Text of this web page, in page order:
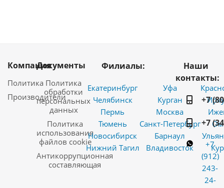
Компания
Политика
Производители
Документы
Политика
обработки
персональных
данных
Политика
использования
файлов cookie
Антикоррупционная
составляющая
Филиалы:
Екатеринбург
Челябинск
Пермь
Тюмень
Новосибирск
Нижний Тагил
Уфа
Курган
Москва
Санкт-Петербург
Барнаул
Владивосток
Наши
контакты:
+7
+7
+7
(912)
243-
24-